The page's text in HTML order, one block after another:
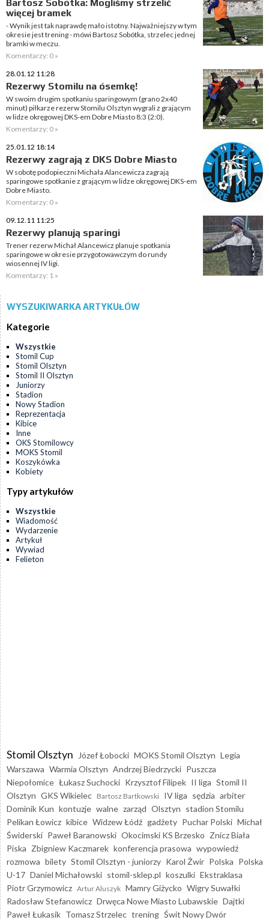
Bartosz Sobótka: Mogliśmy strzelić
więcej bramek
- Wynik jest tak naprawdę mało istotny. Najważniejszy w tym
okresie jest trening - mówi Bartosz Sobótka, strzelec jednej
bramki w meczu.
Komentarzy: 0 »
28.01.12 11:28
Rezerwy Stomilu na ósemkę!
W swoim drugim spotkaniu sparingowym (grano 2x40
minut) piłkarze rezerw Stomilu Olsztyn wygrali z grającym
w lidze okręgowej DKS-em Dobre Miasto 8:3 (2:0).
Komentarzy: 0 »
25.01.12 18:14
Rezerwy zagrają z DKS Dobre Miasto
W sobotę podopieczni Michała Alancewicza zagrają
sparingowe spotkanie z grającym w lidze okręgowej DKS-em
Dobre Miasto.
Komentarzy: 0 »
09.12.11 11:25
Rezerwy planują sparingi
Trener rezerw Michał Alancewicz planuje spotkania
sparingowe w okresie przygotowawczym do rundy
wiosennej IV ligi.
Komentarzy: 1 »
WYSZUKIWARKA ARTYKUŁÓW
Kategorie
Wszystkie
Stomil Cup
Stomil Olsztyn
Stomil II Olsztyn
Juniorzy
Stadion
Nowy Stadion
Reprezentacja
Kibice
Inne
OKS Stomilowcy
MOKS Stomil
Koszykówka
Kobiety
Typy artykułów
Wszystkie
Wiadomość
Wydarzenie
Artykuł
Wywiad
Felieton
Stomil Olsztyn Józef Łobocki MOKS Stomil Olsztyn Legia
Warszawa Warmia Olsztyn Andrzej Biedrzycki Puszcza
Niepołomice Łukasz Suchocki Krzysztof Filipek II liga Stomil II
Olsztyn GKS Wikielec Bartosz Bartkowski IV liga sędzia arbiter
Dominik Kun kontuzje walne zarząd Olsztyn stadion Stomilu
Pelikan Łowicz kibice Widzew Łódź gadżety Puchar Polski Michał
Świderski Paweł Baranowski Okocimski KS Brzesko Znicz Biała
Piska Zbigniew Kaczmarek konferencja prasowa wypowiedź
rozmowa bilety Stomil Olsztyn - juniorzy Karol Żwir Polska Polska
U-17 Daniel Michałowski stomil-sklep.pl koszulki Ekstraklasa
Piotr Grzymowicz Artur Aluszyk Mamry Giżycko Wigry Suwałki
Radosław Stefanowicz Drwęca Nowe Miasto Lubawskie Dajtki
Paweł Łukasik Tomasz Strzelec trening Świt Nowy Dwór